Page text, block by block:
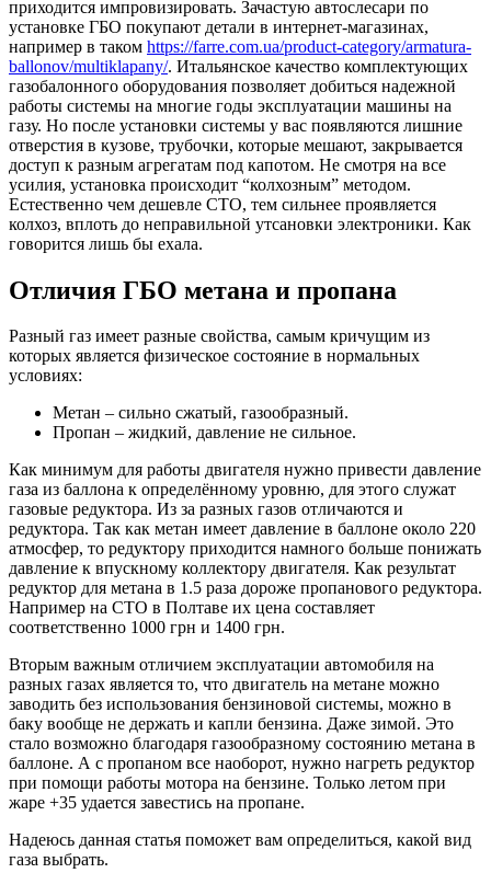
приходится импровизировать. Зачастую автослесари по
установке ГБО покупают детали в интернет-магазинах,
например в таком https://farre.com.ua/product-category/armatura-
ballonov/multiklapany/. Итальянское качество комплектующих
газобалонного оборудования позволяет добиться надежной
работы системы на многие годы эксплуатации машины на
газу. Но после установки системы у вас появляются лишние
отверстия в кузове, трубочки, которые мешают, закрывается
доступ к разным агрегатам под капотом. Не смотря на все
усилия, установка происходит “колхозным” методом.
Естественно чем дешевле СТО, тем сильнее проявляется
колхоз, вплоть до неправильной утсановки электроники. Как
говорится лишь бы ехала.
Отличия ГБО метана и пропана
Разный газ имеет разные свойства, самым кричущим из
которых является физическое состояние в нормальных
условиях:
Метан – сильно сжатый, газообразный.
Пропан – жидкий, давление не сильное.
Как минимум для работы двигателя нужно привести давление
газа из баллона к определённому уровню, для этого служат
газовые редуктора. Из за разных газов отличаются и
редуктора. Так как метан имеет давление в баллоне около 220
атмосфер, то редуктору приходится намного больше понижать
давление к впускному коллектору двигателя. Как результат
редуктор для метана в 1.5 раза дороже пропанового редуктора.
Например на СТО в Полтаве их цена составляет
соответственно 1000 грн и 1400 грн.
Вторым важным отличием эксплуатации автомобиля на
разных газах является то, что двигатель на метане можно
заводить без использования бензиновой системы, можно в
баку вообще не держать и капли бензина. Даже зимой. Это
стало возможно благодаря газообразному состоянию метана в
баллоне. А с пропаном все наоборот, нужно нагреть редуктор
при помощи работы мотора на бензине. Только летом при
жаре +35 удается завестись на пропане.
Надеюсь данная статья поможет вам определиться, какой вид
газа выбрать.